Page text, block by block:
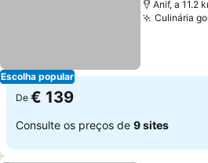
Escolha popular
Anif, a 11.2
Culinária
De € 139
Consulte os preços de 9 sites